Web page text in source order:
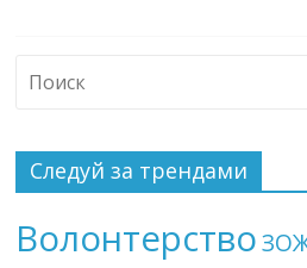
Следуй за трендами
Волонтерство